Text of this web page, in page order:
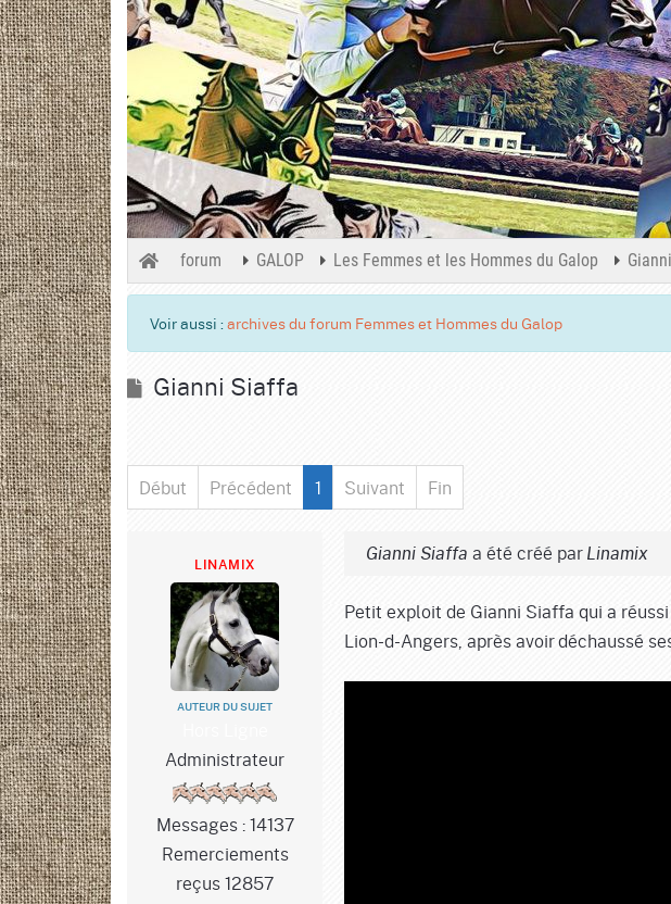
forum GALOP Les Femmes et les Hommes du Galop
Voir aussi :archives du forum Femmes et Hommes du Galop
Gianni Siaffa
Début Précédent 1 Suivant Fin
LINAMIX
AUTEUR DU SUJET
Administrateur
Messages : 14137
Remerciements
reçus 12857
Gianni Siaffa a été créé par Linamix
Petit exploit de Gianni Siaffa qui a
Lion-d-Angers, après avoir déchaussé